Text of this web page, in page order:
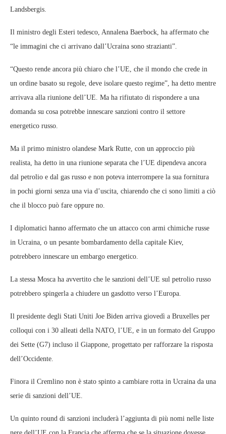
Landsbergis.
Il ministro degli Esteri tedesco, Annalena Baerbock, ha affermato che
“le immagini che ci arrivano dall’Ucraina sono strazianti”.
“Questo rende ancora più chiaro che l’UE, che il mondo che crede in
un ordine basato su regole, deve isolare questo regime”, ha detto mentre
arrivava alla riunione dell’UE. Ma ha rifiutato di rispondere a una
domanda su cosa potrebbe innescare sanzioni contro il settore
energetico russo.
Ma il primo ministro olandese Mark Rutte, con un approccio più
realista, ha detto in una riunione separata che l’UE dipendeva ancora
dal petrolio e dal gas russo e non poteva interrompere la sua fornitura
in pochi giorni senza una via d’uscita, chiarendo che ci sono limiti a ciò
che il blocco può fare oppure no.
I diplomatici hanno affermato che un attacco con armi chimiche russe
in Ucraina, o un pesante bombardamento della capitale Kiev,
potrebbero innescare un embargo energetico.
La stessa Mosca ha avvertito che le sanzioni dell’UE sul petrolio russo
potrebbero spingerla a chiudere un gasdotto verso l’Europa.
Il presidente degli Stati Uniti Joe Biden arriva giovedì a Bruxelles per
colloqui con i 30 alleati della NATO, l’UE, e in un formato del Gruppo
dei Sette (G7) incluso il Giappone, progettato per rafforzare la risposta
dell’Occidente.
Finora il Cremlino non è stato spinto a cambiare rotta in Ucraina da una
serie di sanzioni dell’UE.
Un quinto round di sanzioni includerà l’aggiunta di più nomi nelle liste